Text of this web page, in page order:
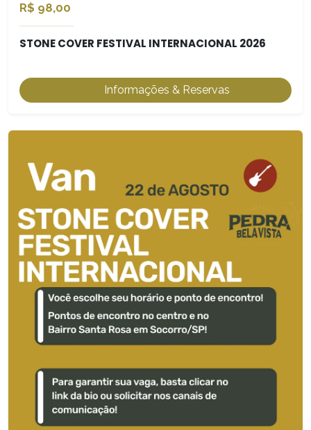
R$ 98,00
STONE COVER FESTIVAL INTERNACIONAL 2026
Informações & Reservas